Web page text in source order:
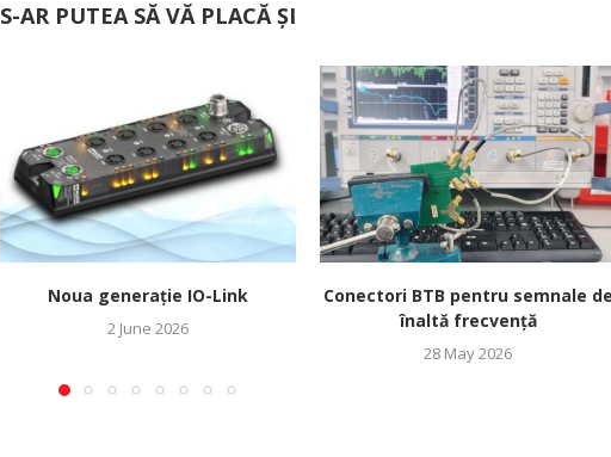
S-AR PUTEA SĂ VĂ PLACĂ ȘI
Noua generație IO-Link
2 June 2026
Conectori BTB pentru semnale
înaltă frecvență
28 May 2026